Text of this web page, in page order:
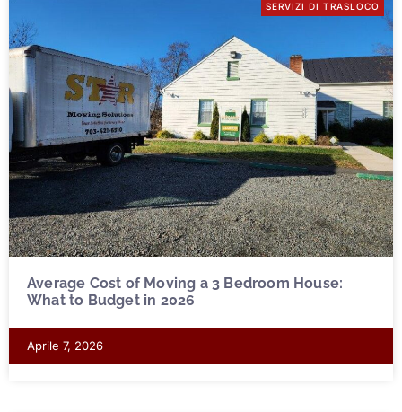
SERVIZI DI TRASLOCO
Average Cost of Moving a 3 Bedroom House:
What to Budget in 2026
Aprile 7, 2026